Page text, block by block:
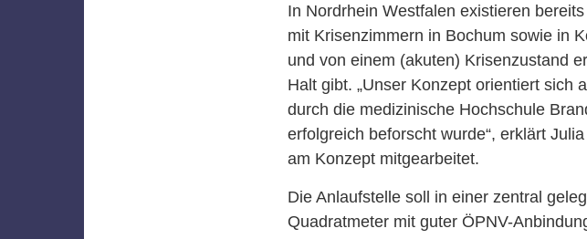
In Nordrhein Westfalen existieren
mit Krisenzimmern in Bochum sowie in
und von einem (akuten) Krisenzustand
Halt gibt. „Unser Konzept orientiert sich
durch die medizinische Hochschule
erfolgreich beforscht wurde“, erklärt
am Konzept mitgearbeitet.
Die Anlaufstelle soll in einer zentral
Quadratmeter mit guter ÖPNV-